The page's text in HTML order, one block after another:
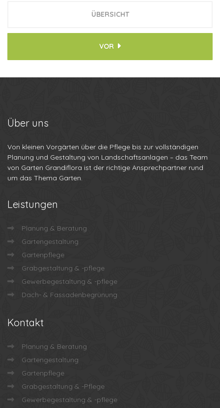
ÜBERSICHT
VOR
Über uns
Von kleinen Vorgärten über die Pflege bis zur vollständigen
Planung und Gestaltung von Landschaftsanlagen – das Team
von Garten Grandiflora ist der richtige Ansprechpartner rund
um das Thema Garten.
Leistungen
Planung & Beratung
Gartengestaltung
Gartenpflege
Grabgestaltung & -pflege
Gewerbegestaltung & -pflege
Dach- & Fassadenbegrünung
Kontakt
Planung & Beratung
Gartengestaltung
Gartenpflege
Grabgestaltung & -Pflege
Gewerbegestaltung & -pflege